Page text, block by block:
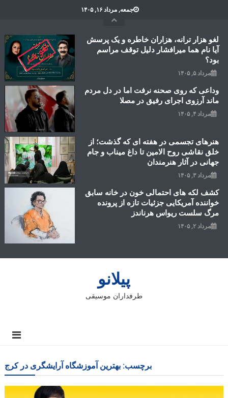
جمعه, مرداد ۱۶, ۱۴۰۵
لغو هزار ترانه، هزاران خاطره و یک پرسش
آیا نام هما میرافشار دلیل توقف مراسم
بود؟
مرداد ۵, ۱۴۰۵
وداعی که روی صحنه نرفت اما در دل مردم
ماند آرزوی اجرای رفیق در مصلا
مرداد ۴, ۱۴۰۵
هنرهای تجسمی در هفته ای که گذشت؛ از
خلق نقاشی روح الامین تا داغ میناب و جام
جهانی در آثار هنرمندان
مرداد ۳, ۱۴۰۵
کشف لکه های احتمالی خون در خانه سابق
خواننده آمریکایی جزئیات تازه از پرونده
مرگ سلست ریواس هرناندز
مرداد ۲, ۱۴۰۵
پیلانو
طرفداران موسیقی
برچسب:بهترین آموزشگاه آرایشگری در كرج